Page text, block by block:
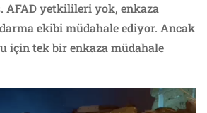
AFAD yetkilileri yok, enkaza
ekibi müdahale ediyor. Ancak
için tek bir enkaza müdahale